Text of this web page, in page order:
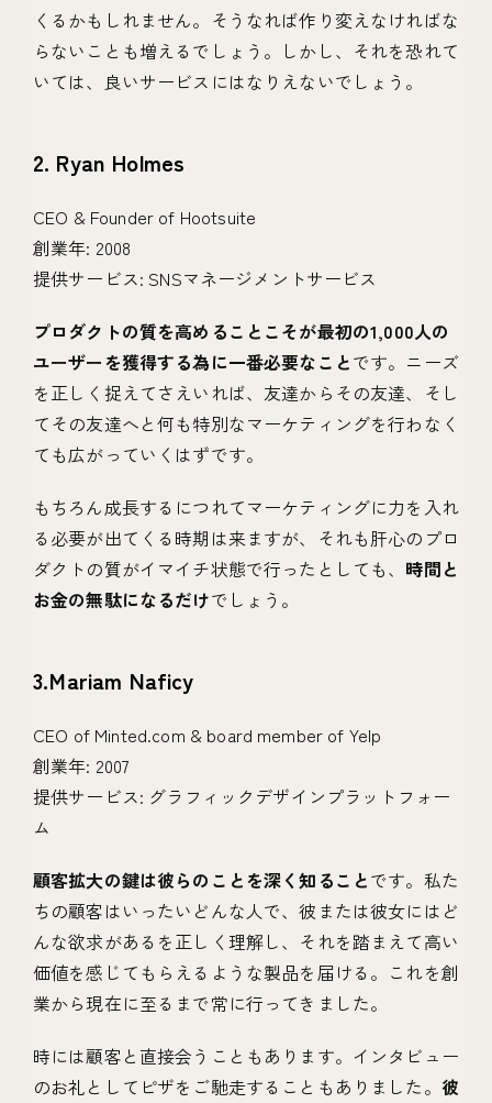
くるかもしれません。そうなれば作り変えなければな
らないことも増えるでしょう。しかし、それを恐れて
いては、良いサービスにはなりえないでしょう。
2. Ryan Holmes
CEO & Founder of Hootsuite
創業年: 2008
提供サービス: SNSマネージメントサービス
プロダクトの質を高めることこそが最初の1,000人の
ユーザーを獲得する為に一番必要なことです。ニーズ
を正しく捉えてさえいれば、友達からその友達、そし
てその友達へと何も特別なマーケティングを行わなく
ても広がっていくはずです。
もちろん成長するにつれてマーケティングに力を入れ
る必要が出てくる時期は来ますが、それも肝心のプロ
ダクトの質がイマイチ状態で行ったとしても、 時間と
お金の無駄になるだけでしょう。
3. Mariam Naficy
CEO of Minted.com & board member of Yelp
創業年: 2007
提供サービス: グラフィックデザインプラットフォー
ム
顧客拡大の鍵は彼らのことを深く知ることです。私た
ちの顧客はいったいどんな人で、彼または彼女にはど
んな欲求があるを正しく理解し、それを踏まえて高い
価値を感じてもらえるような製品を届ける。これを創
業から現在に至るまで常に行ってきました。
時には顧客と直接会うこともあります。インタビュー
のお礼としてピザをご馳走することもありました。 彼